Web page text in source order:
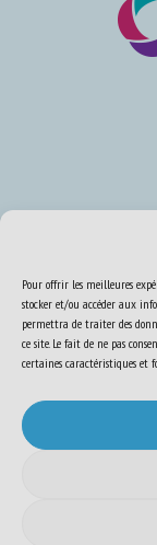
Pour offrir les meilleures
stocker et/ou accéder aux
permettra de traiter des
ce site. Le fait de ne pas
certaines caractéristiques et